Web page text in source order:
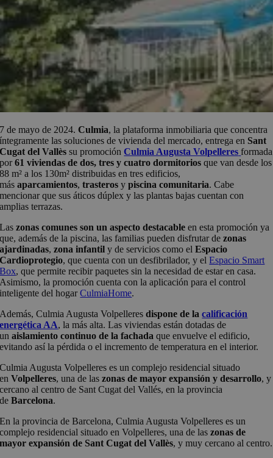
7 de mayo de 2024.Culmia, la plataforma inmobiliaria que concentra
íntegramente las soluciones de vivienda del mercado, entrega en Sant
Cugat del Vallès su promociónCulmia Augusta Volpelleres formada
por61 viviendas de dos, tres y cuatro dormitorios que van desde los
88 m² a los 130m² distribuidas en tres edificios,
másaparcamientos,trasteros ypiscina comunitaria. Cabe
mencionar que sus áticos dúplex y las plantas bajas cuentan con
amplias terrazas.
Laszonas comunes son un aspecto destacable en esta promoción ya
que, además de la piscina, las familias pueden disfrutar dezonas
ajardinadas,zona infantil y de servicios como elEspacio
Cardioprotegio, que cuenta con un desfibrilador, y elEspacio Smart
Box, que permite recibir paquetes sin la necesidad de estar en casa.
Asimismo, la promoción cuenta con la aplicación para el control
inteligente del hogarCulmiaHome.
Además, Culmia Augusta Volpelleresdispone de la calificación
energética AA, la más alta. Las viviendas están dotadas de
unaislamiento continuo de la fachada que envuelve el edificio,
evitando así la pérdida o el incremento de temperatura en el interior.
Culmia Augusta Volpelleres es un complejo residencial situado
enVolpelleres, una de laszonas de mayor expansión y desarrollo, y
cercano al centro de Sant Cugat del Vallés, en la provincia
deBarcelona.
En la provincia de Barcelona, Culmia Augusta Volpelleres es un
complejo residencial situado en Volpelleres, una de las zonas de
mayor expansión de Sant Cugat del Vallès, y muy cercano al centro.